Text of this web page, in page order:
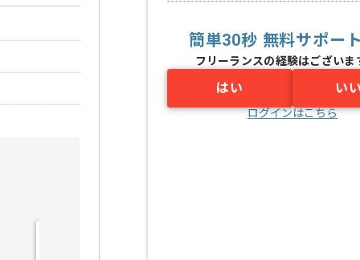
簡単30秒 無料サポー
フリーランスの経験はございま
はい い
ログインはこちら